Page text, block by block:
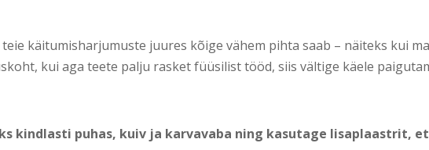
käitumisharjumuste juures kõige vähem pihta saab – näiteks kui
kui aga teete palju rasket füüsilist tööd, siis vältige käele
kindlasti puhas, kuiv ja karvavaba ning kasutage lisaplaastrit,